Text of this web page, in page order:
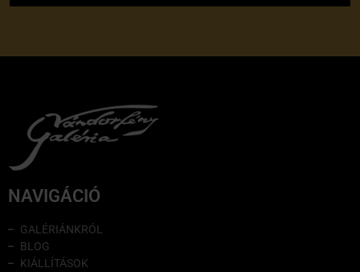
NAVIGÁCIÓ
GALÉRIÁNKRÓL
BLOG
KIÁLLÍTÁSOK